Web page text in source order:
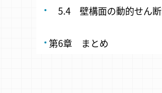
5.4 壁構面の動的せん断
第6章 まとめ